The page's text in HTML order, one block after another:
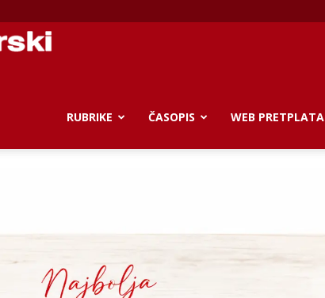
Gospodarski
RUBRIKE ČASOPIS WEB PRETPLATA